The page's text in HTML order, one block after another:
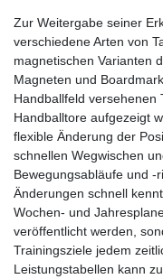
Zur Weitergabe seiner
verschiedene Arten von
magnetischen Varianten
Magneten und
Handballfeld versehenen
Handballtore aufgezeigt
flexible Änderung der
schnellen Wegwischen
Bewegungsabläufe und -
Änderungen schnell
Wochen- und
veröffentlicht werden,
Trainingsziele jedem
Leistungstabellen kann